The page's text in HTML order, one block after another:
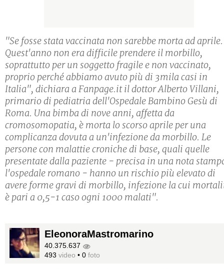
"Se fosse stata vaccinata non sarebbe morta ad aprile.
Quest'anno non era difficile prendere il morbillo,
soprattutto per un soggetto fragile e non vaccinato,
proprio perché abbiamo avuto più di 3mila casi in
Italia", dichiara a Fanpage.it il dottor Alberto Villani,
primario di pediatria dell'Ospedale Bambino Gesù di
Roma. Una bimba di nove anni, affetta da
cromosomopatia, è morta lo scorso aprile per una
complicanza dovuta a un'infezione da morbillo. Le
persone con malattie croniche di base, quali quelle
presentate dalla paziente - precisa in una nota
l'ospedale romano - hanno un rischio più elevato di
avere forme gravi di morbillo, infezione la cui
è pari a 0,5-1 caso ogni 1000 malati".
EleonoraMastromarino
40.375.637
493 video • 0 foto